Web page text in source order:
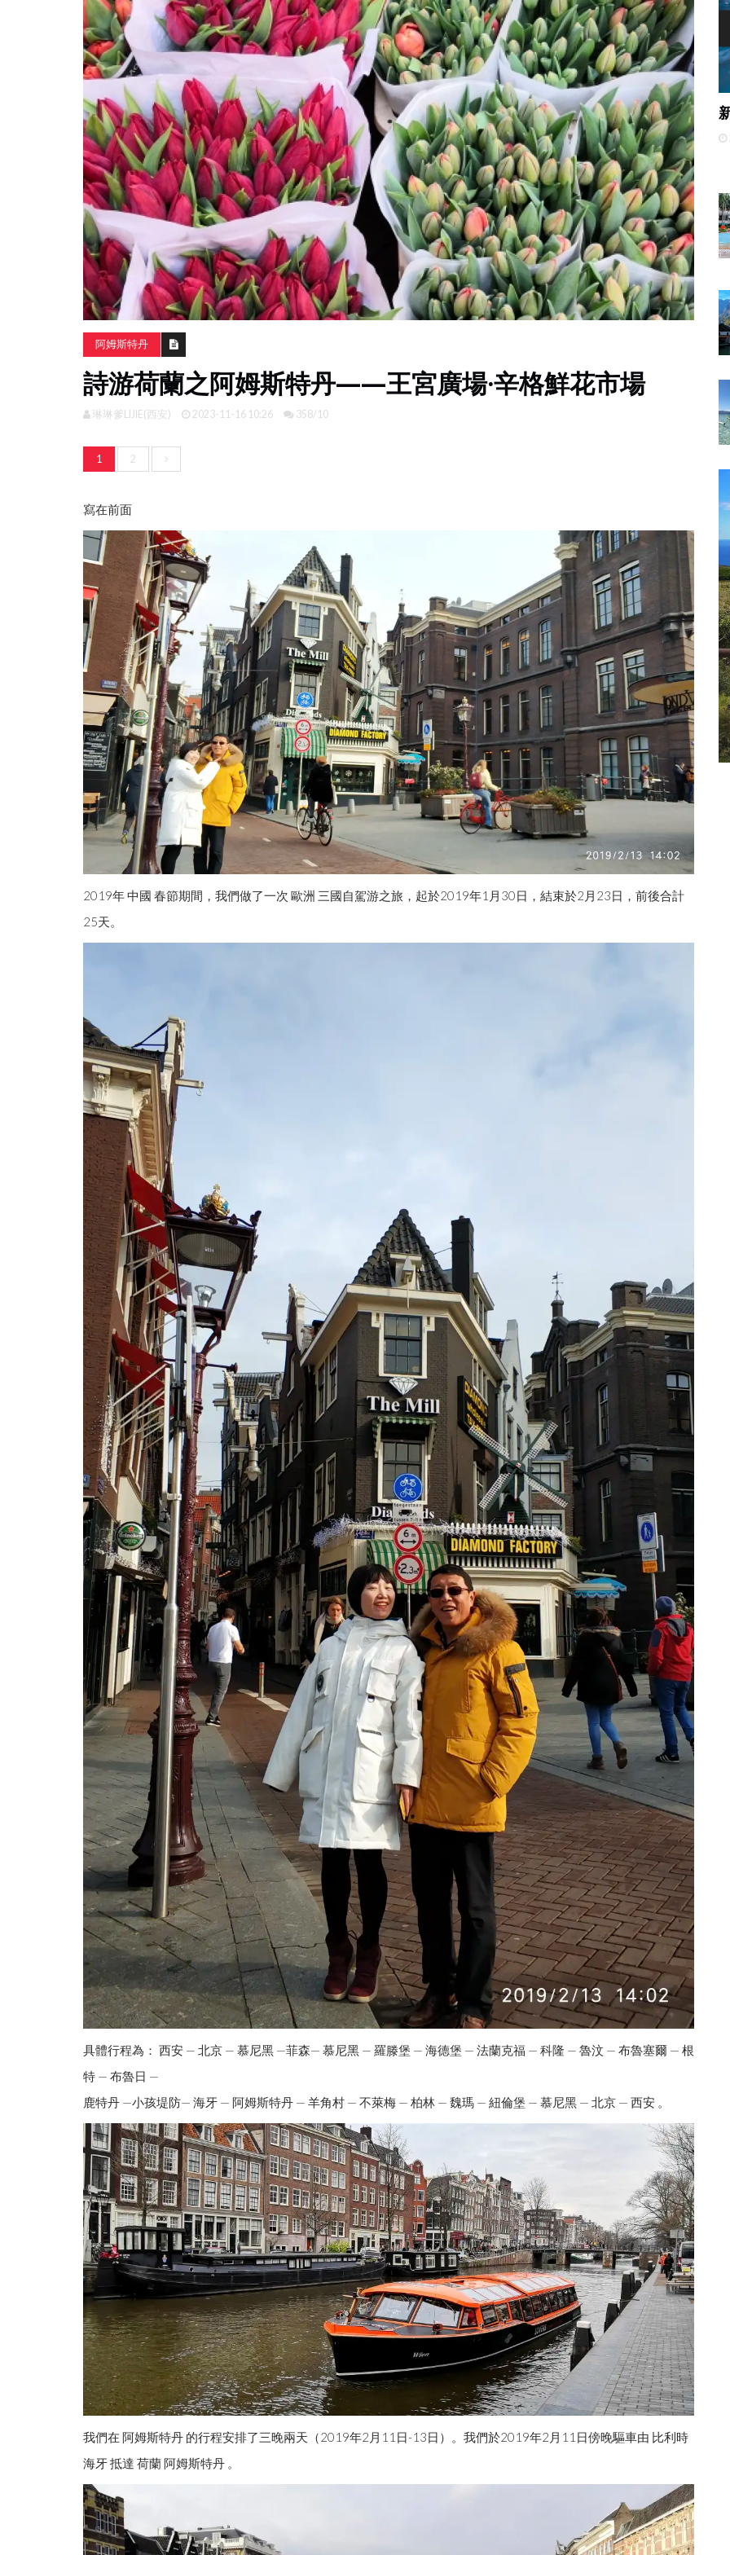
阿姆斯特丹
詩游荷蘭之阿姆斯特丹——王宮廣場·辛格鮮花市場
琳琳爹LIJIE(西安) 2023-11-16 10:26 358/10
1 2
寫在前面
2019年 中國 春節期間，我們做了一次 歐洲 三國自駕游之旅，起於2019年1月30日，結束於2月23日，前後合計
25天。
具體行程為： 西安 — 北京 — 慕尼黑 —菲森— 慕尼黑 — 羅滕堡 — 海德堡 — 法蘭克福 — 科隆 — 魯汶 — 布魯塞爾 — 根
特 — 布魯日 —
鹿特丹 —小孩堤防— 海牙 — 阿姆斯特丹 — 羊角村 — 不萊梅 — 柏林 — 魏瑪 — 紐倫堡 — 慕尼黑 — 北京 — 西安 。
我們在 阿姆斯特丹 的行程安排了三晚兩天（2019年2月11日-13日）。我們於2019年2月11日傍晚驅車由 比利時
海牙 抵達 荷蘭 阿姆斯特丹 。
子成長道路上最 新年的第一天，我和藍色湖泊有個約
2018-10-21 21:30 15/0
馬爾代夫義工親子旅行 | 孩子成長道路上最
好的禮物
2019-12-25 00:13 38/0
&AMP;攻略
旅遊攻略
2019.1.29，開啟複活節島暴走模
式第一日：祭祀村、火山湖，一
個都不能少🤓，下。
2019-02-06 11:51 56/0
旅遊攻略
巴哈馬五天四晚 游記&AMP;攻略
2017-05-17 12:32 1296/0